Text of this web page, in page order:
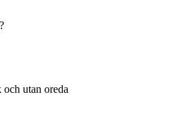
utan oreda